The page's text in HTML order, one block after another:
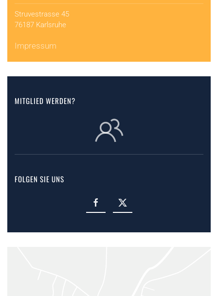
Struvestrasse 45
76187 Karlsruhe
Impressum
MITGLIED WERDEN?
FOLGEN SIE UNS